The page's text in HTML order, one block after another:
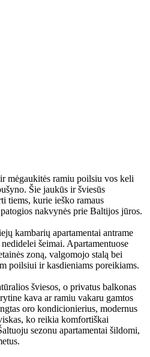
mėgaukitės ramiu poilsiu vos keli
Šie jaukūs ir šviesūs
tiems, kurie ieško ramaus
nakvynės prie Baltijos jūros.
kambarių apartamentai antrame
šeimai. Apartamentuose
zoną, valgomojo stalą bei
poilsiui ir kasdieniams poreikiams.
šviesos, o privatus balkonas
kava ar ramiu vakaru gamtos
oro kondicionierius, modernus
ko reikia komfortiškai
sezonu apartamentai šildomi,